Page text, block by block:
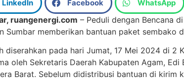
LinkedIn Facebook WhatsApp
ruangenergi.com – Peduli dengan Bencana
Sumbar memberikan bantuan paket
diserahkan pada hari Jumat, 17 Mei 2024 di 2
oleh Sekretaris Daerah Kabupaten Agam,
Barat. Sebelum didistribusi bantuan di